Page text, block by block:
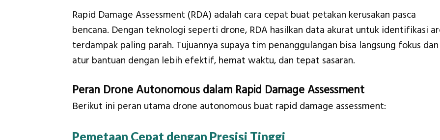
Rapid Damage Assessment (RDA) adalah cara cepat buat petakan kerusakan pasca
bencana. Dengan teknologi seperti drone, RDA hasilkan data akurat untuk identifikasi
terdampak paling parah. Tujuannya supaya tim penanggulangan bisa langsung fokus dan
atur bantuan dengan lebih efektif, hemat waktu, dan tepat sasaran.
Peran Drone Autonomous dalam Rapid Damage Assessment
Berikut ini peran utama drone autonomous buat rapid damage assessment:
Pemetaan Cepat dengan Presisi Tinggi